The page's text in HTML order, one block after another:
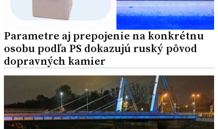
Parametre aj prepojenie na konkrétnu
osobu podľa PS dokazujú ruský pôvod
dopravných kamier